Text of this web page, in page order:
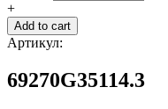
+
Артикул:
69270G35114.3